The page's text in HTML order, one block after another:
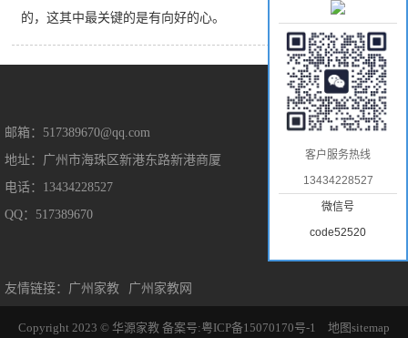
的，这其中最关键的是有向好的心。
邮箱：517389670@qq.com
地址：广州市海珠区新港东路新港商厦
电话：13434228527
QQ：517389670
售后保障
售后服务
隐私保护
免责声明
友情链接： 广州家教 广州家教网
Copyright 2023 © 华源家教 备案号:粤ICP备15070170号-1 地图sitemap
客户服务热线
13434228527
微信号
code52520